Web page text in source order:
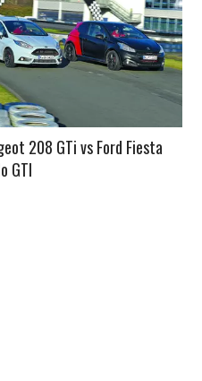
208 GTi vs Ford Fiesta
GTI